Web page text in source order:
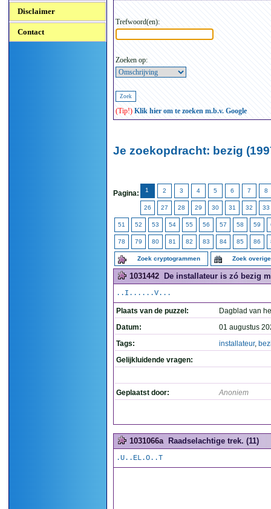
Disclaimer
Contact
Trefwoord(en):
Zoeken op:
(Tip!) Klik hier om te zoeken m.b.v. Google
Je zoekopdracht: bezig
Pagina: 1 2 3 4 5 6 7 8
26 27 28 29 30 31 32 33
51 52 53 54 55 56 57 58 59
78 79 80 81 82 83 84 85 86
Zoek cryptogrammen Zoek
1031442 De installateur is zó bezig
..I......V...
Plaats van de puzzel:
Dagblad van
Datum:
01 augustus
Tags:
installateur,
Gelijkluidende vragen:
Geplaatst door: Anoniem
1031066a Raadselachtige trek. (11)
.U..EL.O..T